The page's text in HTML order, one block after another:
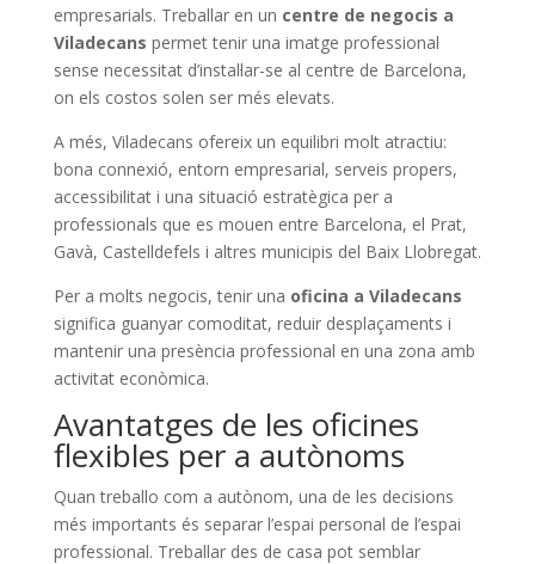
empresarials. Treballar en un centre de negocis a
Viladecans permet tenir una imatge professional
sense necessitat d’instal·lar-se al centre de Barcelona,
on els costos solen ser més elevats.
A més, Viladecans ofereix un equilibri molt atractiu:
bona connexió, entorn empresarial, serveis propers,
accessibilitat i una situació estratègica per a
professionals que es mouen entre Barcelona, el Prat,
Gavà, Castelldefels i altres municipis del Baix Llobregat.
Per a molts negocis, tenir una oficina a Viladecans
significa guanyar comoditat, reduir desplaçaments i
mantenir una presència professional en una zona amb
activitat econòmica.
Avantatges de les oficines
flexibles per a autònoms
Quan treballo com a autònom, una de les decisions
més importants és separar l’espai personal de l’espai
professional. Treballar des de casa pot semblar